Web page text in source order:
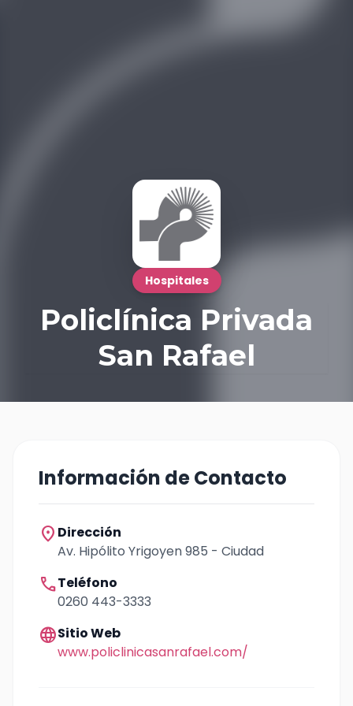
Hospitales
Policlínica Privada
San Rafael
Información de Contacto
location_on Dirección
Av. Hipólito Yrigoyen 985 - Ciudad
callTeléfono
0260 443-3333
languageSitio Web
www.policlinicasanrafael.com/